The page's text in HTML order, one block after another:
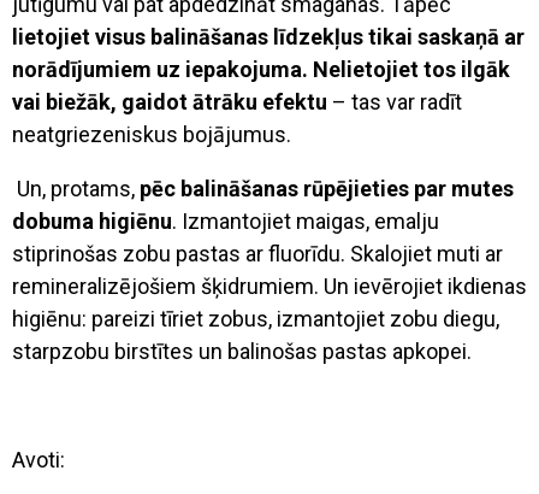
lietojiet visus balināšanas līdzekļus tikai saskaņā ar
norādījumiem uz iepakojuma. Nelietojiet tos ilgāk
vai biežāk, gaidot ātrāku efektu – tas var radīt
neatgriezeniskus bojājumus.
Un, protams, pēc balināšanas rūpējieties par mutes
dobuma higiēnu. Izmantojiet maigas, emalju
stiprinošas zobu pastas ar fluorīdu. Skalojiet muti ar
remineralizējošiem šķidrumiem. Un ievērojiet ikdienas
higiēnu: pareizi tīriet zobus, izmantojiet zobu diegu,
starpzobu birstītes un balinošas pastas apkopei.
Avoti: